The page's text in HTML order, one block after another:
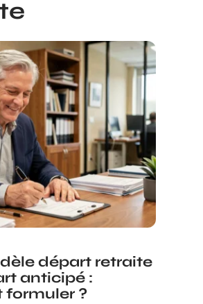
départ retraite
anticipé :
?